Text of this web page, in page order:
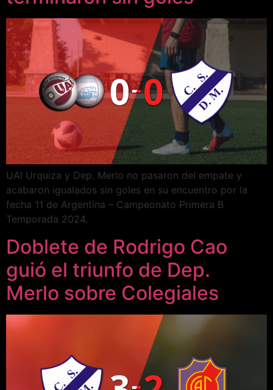
UAI Urquiza y Dep. Merlo no pasaron del empate y
acabaron igualados sin goles en su encuentro por la
fecha 11 de Argentina – Campeonato Primera B
Temporada 2024.
Doblete de Rodrigo Cao
guió el triunfo de Dep.
Merlo sobre Colegiales